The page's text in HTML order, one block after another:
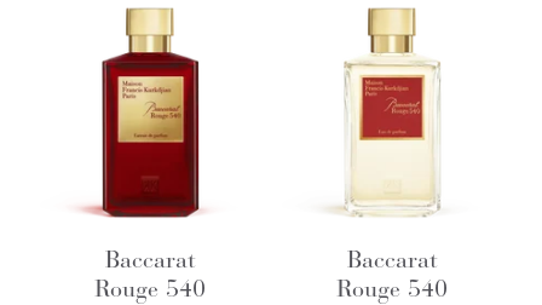
Baccarat
Rouge 540
Baccarat
Rouge 540